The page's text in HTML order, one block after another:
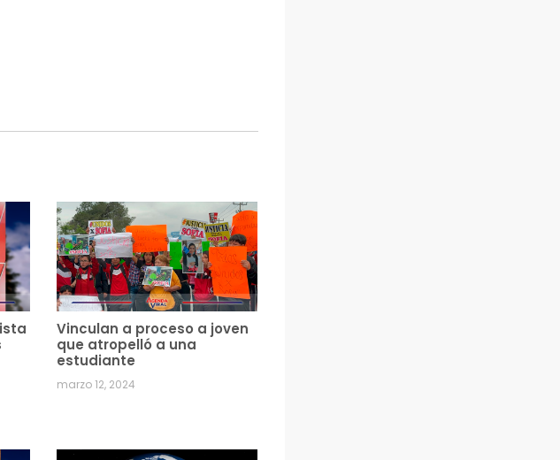
Vinculan a proceso a joven
que atropelló a una
estudiante
marzo 12, 2024